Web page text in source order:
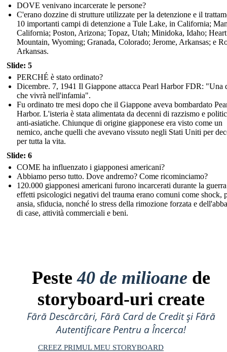
DOVE venivano incarcerate le persone?
C'erano dozzine di strutture utilizzate per la detenzione e il
10 importanti campi di detenzione a Tule Lake, in California;
California; Poston, Arizona; Topaz, Utah; Minidoka, Idaho; Heart
Mountain, Wyoming; Granada, Colorado; Jerome, Arkansas; e
Arkansas.
Slide: 5
PERCHÉ è stato ordinato?
Dicembre. 7, 1941 Il Giappone attacca Pearl Harbor FDR: "Una
che vivrà nell'infamia".
Fu ordinato tre mesi dopo che il Giappone aveva bombardato
Harbor. L'isteria è stata alimentata da decenni di razzismo e
anti-asiatiche. Chiunque di origine giapponese era visto come un
nemico, anche quelli che avevano vissuto negli Stati Uniti per
per tutta la vita.
Slide: 6
COME ha influenzato i giapponesi americani?
Abbiamo perso tutto. Dove andremo? Come ricominciamo?
120.000 giapponesi americani furono incarcerati durante la
effetti psicologici negativi del trauma erano comuni come shock,
ansia, sfiducia, nonché lo stress della rimozione forzata e
di case, attività commerciali e beni.
Peste40 de milioane de
storyboard-uri create
Fără Descărcări, Fără Card de Credit și Fără
Autentificare Pentru a Încerca!
CREEZ PRIMUL MEU STORYBOARD